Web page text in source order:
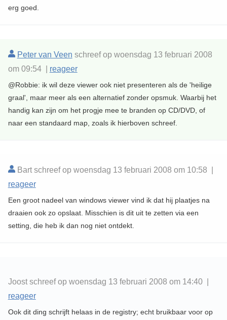
erg goed.
Peter van Veen schreef op woensdag 13 februari 2008
om 09:54 | reageer
@Robbie: ik wil deze viewer ook niet presenteren als de 'heilige
graal', maar meer als een alternatief zonder opsmuk. Waarbij het
handig kan zijn om het progje mee te branden op CD/DVD, of
naar een standaard map, zoals ik hierboven schreef.
Bart schreef op woensdag 13 februari 2008 om 10:58 |
reageer
Een groot nadeel van windows viewer vind ik dat hij plaatjes na
draaien ook zo opslaat. Misschien is dit uit te zetten via een
setting, die heb ik dan nog niet ontdekt.
Joost schreef op woensdag 13 februari 2008 om 14:40 |
reageer
Ook dit ding schrijft helaas in de registry; echt bruikbaar voor op